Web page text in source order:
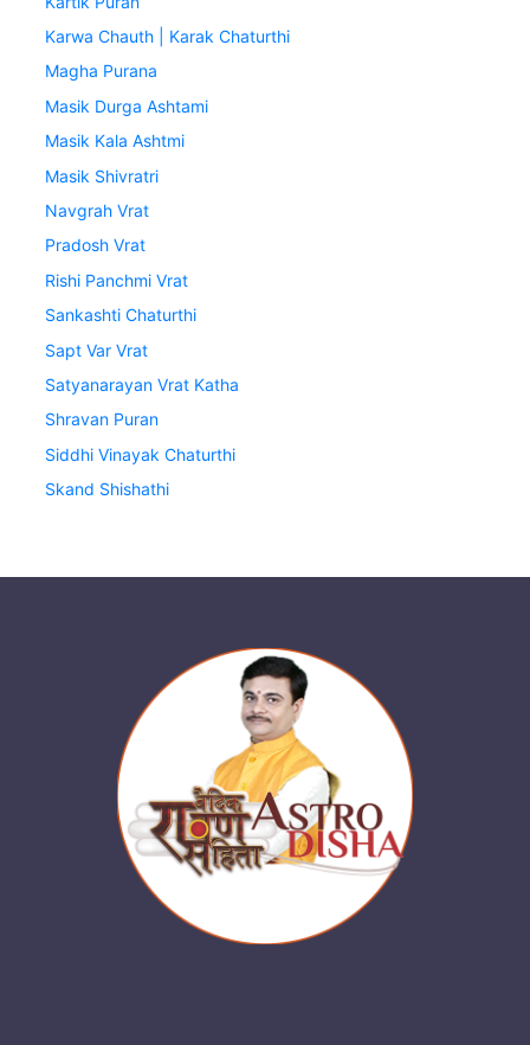
Karwa Chauth | Karak Chaturthi
Magha Purana
Masik Durga Ashtami
Masik Kala Ashtmi
Masik Shivratri
Navgrah Vrat
Pradosh Vrat
Rishi Panchmi Vrat
Sankashti Chaturthi
Sapt Var Vrat
Satyanarayan Vrat Katha
Shravan Puran
Siddhi Vinayak Chaturthi
Skand Shishathi